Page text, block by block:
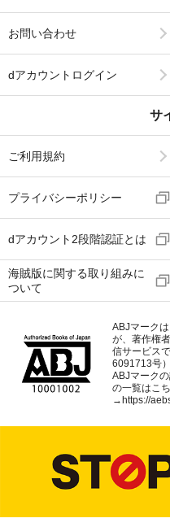
お問い合わせ
dアカウントログイン
サ
ご利用規約
プライバシーポリシー
dアカウント2段階認証とは
海賊版に関する取り組みに
ついて
ABJマーク
が、著作権
信サービス
6091713号）
ABJマーク
の一覧はこ
→ https://